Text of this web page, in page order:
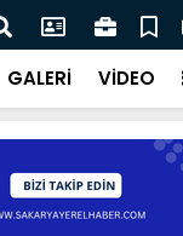
“Şehrimizin su
GALERİ VİDEO